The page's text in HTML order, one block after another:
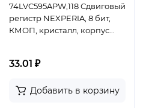
74LVC595APW,118 Сдвиговый
регистр NEXPERIA, 8 бит,
КМОП, кристалл, корпус
33.01 ₽
Добавить в корзину